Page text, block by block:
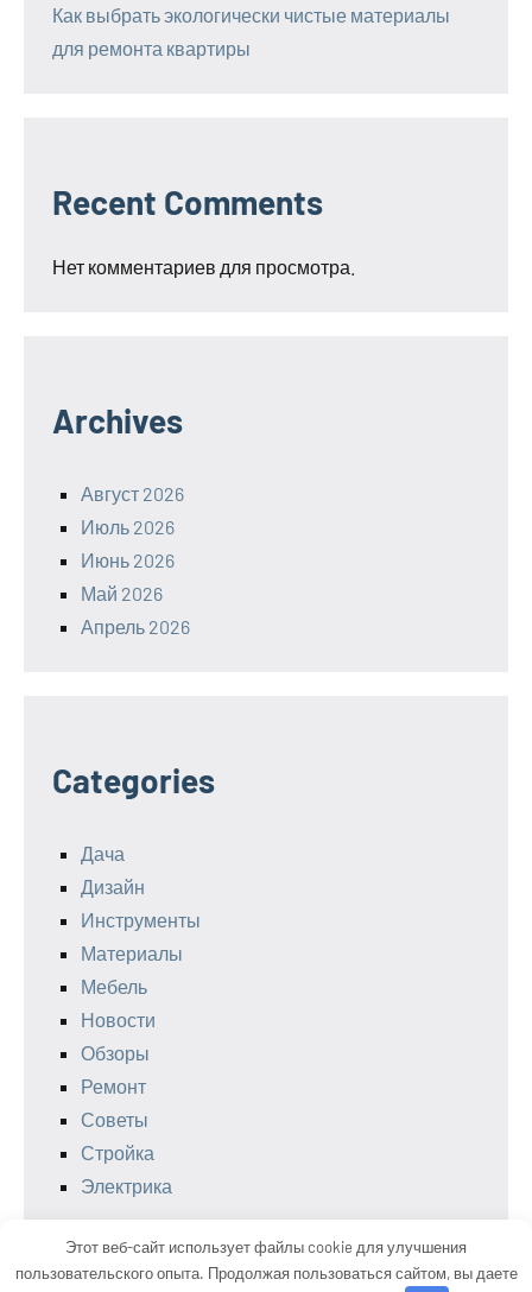
Как выбрать экологически чистые материалы
для ремонта квартиры
Recent Comments
Нет комментариев для просмотра.
Archives
Август 2026
Июль 2026
Июнь 2026
Май 2026
Апрель 2026
Categories
Дача
Дизайн
Инструменты
Материалы
Мебель
Новости
Обзоры
Ремонт
Советы
Стройка
Электрика
Этот веб-сайт использует файлы cookie для улучшения
пользовательского опыта. Продолжая пользоваться сайтом, вы даете